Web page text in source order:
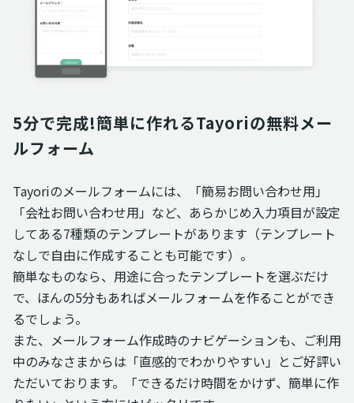
5分で完成!簡単に作れるTayoriの無料メー
ルフォーム
Tayoriのメールフォームには、「簡易お問い合わせ用」
「会社お問い合わせ用」など、あらかじめ入力項目が設定
してある7種類のテンプレートがあります（テンプレート
なしで自由に作成することも可能です）。
簡単なものなら、用途に合ったテンプレートを選ぶだけ
で、ほんの5分もあればメールフォームを作ることができ
るでしょう。
また、メールフォーム作成時のナビゲーションも、ご利用
中のみなさまからは「直感的でわかりやすい」とご好評い
ただいております。「できるだけ時間をかけず、簡単に作